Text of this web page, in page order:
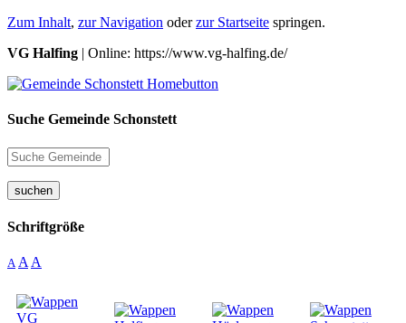
Zum Inhalt, zur Navigation oderzur Startseite springen.
VG Halfing | Online: https://www.vg-halfing.de/
Suche Gemeinde Schonstett
suchen
Schriftgröße
A A A